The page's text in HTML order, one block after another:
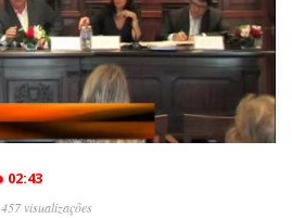
02:43
457 visualizações